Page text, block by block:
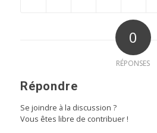
0
RÉPONSES
Répondre
Se joindre à la discussion ?
Vous êtes libre de contribuer !